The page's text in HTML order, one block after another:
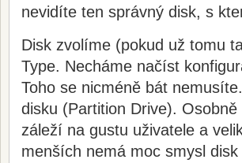
nevidíte ten správný disk, s
Disk zvolíme (pokud už tomu
Type. Necháme načíst
Toho se nicméně bát
disku (Partition Drive).
záleží na gustu uživatele a
menších nemá moc smysl